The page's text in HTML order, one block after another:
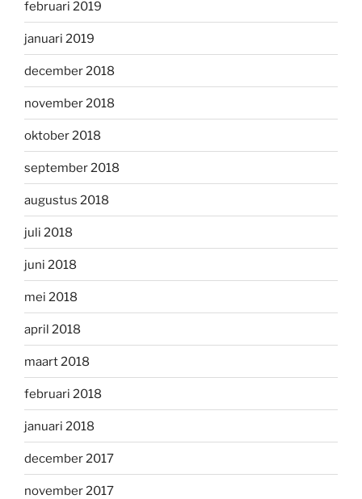
februari 2019
januari 2019
december 2018
november 2018
oktober 2018
september 2018
augustus 2018
juli 2018
juni 2018
mei 2018
april 2018
maart 2018
februari 2018
januari 2018
december 2017
november 2017